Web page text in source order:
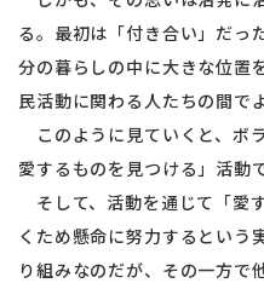
る。最初は「付き合い」だっ
分の暮らしの中に大きな位置
民活動に関わる人たちの間で
このように見ていくと、ボ
愛するものを見つける」活動
そして、活動を通じて「愛
くため懸命に努力するという
り組みなのだが、その一方で